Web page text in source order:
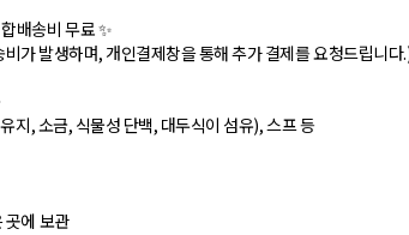
배송비 무료 ✨
가 발생하며, 개인결제창을 통해 추가 결제를 요청드립니다
지, 소금, 식물성 단백, 대두식이 섬유), 스프 등
곳에 보관